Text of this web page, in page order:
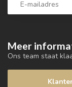
Meer
Ons team staat